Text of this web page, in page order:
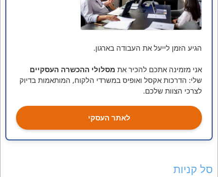
הגיע הזמן לייעל את העבודה בארגון.
אני מזמינה אתכם להכיר את מסלולי ההכשרה העסקיים
שלי: הדרכות אקסל ואופיס במשרדי הלקוח, המותאמות בדיוק
לצרכי הצוות שלכם.
לאתר העסקי
סל קניות